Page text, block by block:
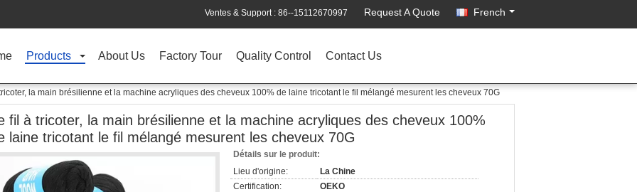
Ventes & Support : 86--15112670997 Request A Quote French
Products About Us Factory Tour Quality Control Contact Us
la main brésilienne et la machine acryliques des cheveux 100% de laine tricotant le fil mélangé mesurent les cheveux 70G
fil à tricoter, la main brésilienne et la machine acryliques des cheveux 100%
laine tricotant le fil mélangé mesurent les cheveux 70G
Détails sur le produit:
Lieu d'origine:
La Chine
Certification:
OEKO